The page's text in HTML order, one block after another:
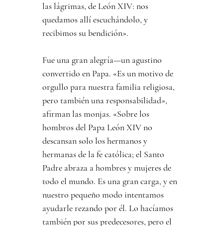
las lágrimas, de León XIV: nos
quedamos allí escuchándolo, y
recibimos su bendición».
Fue una gran alegría—un agustino
convertido en Papa. «Es un motivo de
orgullo para nuestra familia religiosa,
pero también una responsabilidad»,
afirman las monjas. «Sobre los
hombros del Papa León XIV no
descansan solo los hermanos y
hermanas de la fe católica; el Santo
Padre abraza a hombres y mujeres de
todo el mundo. Es una gran carga, y en
nuestro pequeño modo intentamos
ayudarle rezando por él. Lo hacíamos
también por sus predecesores, pero el